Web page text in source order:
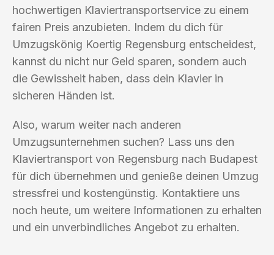
hochwertigen Klaviertransportservice zu einem
fairen Preis anzubieten. Indem du dich für
Umzugskönig Koertig Regensburg entscheidest,
kannst du nicht nur Geld sparen, sondern auch
die Gewissheit haben, dass dein Klavier in
sicheren Händen ist.
Also, warum weiter nach anderen
Umzugsunternehmen suchen? Lass uns den
Klaviertransport von Regensburg nach Budapest
für dich übernehmen und genieße deinen Umzug
stressfrei und kostengünstig. Kontaktiere uns
noch heute, um weitere Informationen zu erhalten
und ein unverbindliches Angebot zu erhalten.